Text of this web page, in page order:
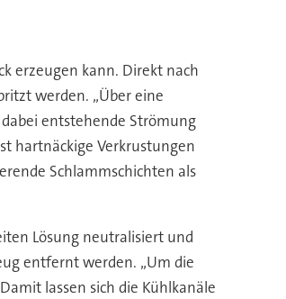
erzeugen kann. Direkt nach
werden. „Über eine
entstehende Strömung
hartnäckige Verkrustungen
Schlammschichten als
Lösung neutralisiert und
entfernt werden. „Um die
lassen sich die Kühlkanäle